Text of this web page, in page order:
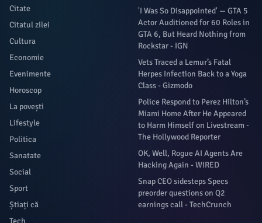
Citate
Citatul zilei
Cultura
Economie
Evenimente
Horoscop
La povești
Lifestyle
Politica
Sanatate
Social
Sport
Știați că
Tech
'I Was So Disappointed' — GTA 5
Actor Auditioned for 60 Roles in
GTA 6, But Heard Nothing from
Rockstar - IGN
Vets Traced a Lemur’s Fatal
Herpes Infection Back to a Yoga
Class - Gizmodo
Police Respond to Perez Hilton’s
Miami Home After He Appeared
to Harm Himself on Livestream -
The Hollywood Reporter
OK, Well, Rogue AI Agents Are
Hacking Again - WIRED
Snap CEO sidesteps Specs
preorder questions on Q2
earnings call - TechCrunch